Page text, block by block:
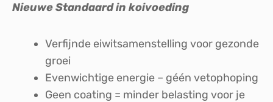
Nieuwe Standaard in koivoeding
Verfijnde eiwitsamenstelling voor gezonde
groei
Evenwichtige energie – géén vetophoping
Geen coating = minder belasting voor je